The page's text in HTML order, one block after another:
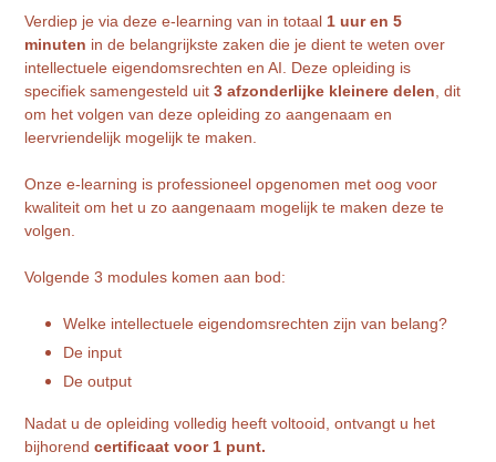
Verdiep je via deze e-learning van in totaal 1 uur en 5
minuten in de belangrijkste zaken die je dient te weten over
intellectuele eigendomsrechten en AI. Deze opleiding is
specifiek samengesteld uit 3 afzonderlijke kleinere delen, dit
om het volgen van deze opleiding zo aangenaam en
leervriendelijk mogelijk te maken.
Onze e-learning is professioneel opgenomen met oog voor
kwaliteit om het u zo aangenaam mogelijk te maken deze te
volgen.
Volgende 3 modules komen aan bod:
Welke intellectuele eigendomsrechten zijn van belang?
De input
De output
Nadat u de opleiding volledig heeft voltooid, ontvangt u het
bijhorend certificaat voor 1 punt.